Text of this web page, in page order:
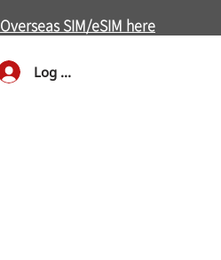
Overseas SIM/eSIM here
Log In